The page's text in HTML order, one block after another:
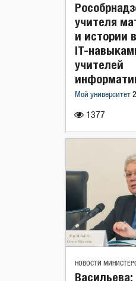
1377
учителя
и истории
IT-
учителей
Мой университет
НОВОСТИ
Васильева: